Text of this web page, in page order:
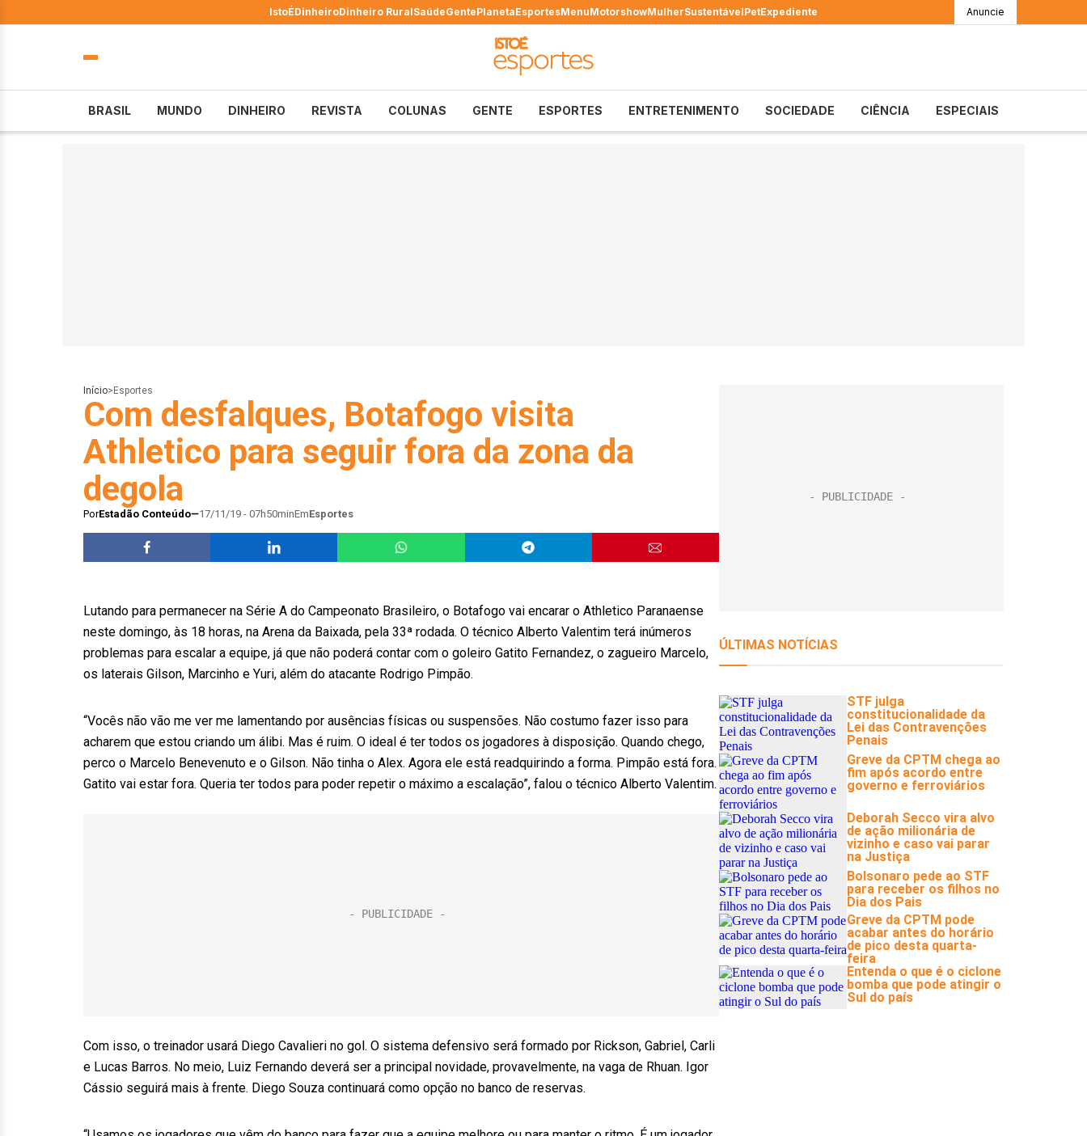
IstoÉDinheiroDinheiro RuralSaúdeGentePlanetaEsportesMenuMotorshowMulherSustentávelPetExpediente Anuncie
BRASIL MUNDO DINHEIRO REVISTA COLUNAS GENTE ESPORTES ENTRETENIMENTO SOCIEDADE CIÊNCIA ESPECIAIS
Início> Esportes
Com desfalques, Botafogo visita
Athletico para seguir fora da zona da
degola
PorEstadão Conteúdo 17/11/19 - 07h50minEmEsportes
Lutando para permanecer na Série A do Campeonato Brasileiro, o Botafogo vai encarar o Athletico Paranaense
neste domingo, às 18 horas, na Arena da Baixada, pela 33ª rodada. O técnico Alberto Valentim terá inúmeros
problemas para escalar a equipe, já que não poderá contar com o goleiro Gatito Fernandez, o zagueiro Marcelo,
os laterais Gilson, Marcinho e Yuri, além do atacante Rodrigo Pimpão.
“Vocês não vão me ver me lamentando por ausências físicas ou suspensões. Não costumo fazer isso para
acharem que estou criando um álibi. Mas é ruim. O ideal é ter todos os jogadores à disposição. Quando chego,
perco o Marcelo Benevenuto e o Gilson. Não tinha o Alex. Agora ele está readquirindo a forma. Pimpão está fora.
Gatito vai estar fora. Queria ter todos para poder repetir o máximo a escalação”, falou o técnico Alberto Valentim.
Com isso, o treinador usará Diego Cavalieri no gol. O sistema defensivo será formado por Rickson, Gabriel, Carli
e Lucas Barros. No meio, Luiz Fernando deverá ser a principal novidade, provavelmente, na vaga de Rhuan. Igor
Cássio seguirá mais à frente. Diego Souza continuará como opção no banco de reservas.